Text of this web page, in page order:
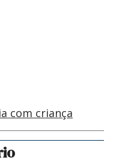
com criança